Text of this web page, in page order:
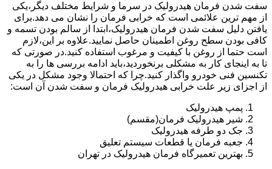
سفت شدن فرمان هیدرولیک در سرما و شرایط مختلف دیگر،یکی
از مهم ترین علائمی است که خرابی فرمان را نشان می دهد.برای
یافتن دلیل سفت شدن فرمان هیدرولیک،ابتدا از سالم بودن تسمه و
کافی بودن سطح روغن اطمینان حاصل نمایید.علاوه بر این،لازم
است حتما از روغن با کیفیت و مرغوب استفاده کنید.در صورتی که
تا به اینجای کار به مشکلی برنخوردید،باید ادامه بررسی ها را به
تکنسین فنی خودرو واگذار کنید.چرا که احتمالا وجود مشکل در یکی
از اجزای زیر علت خرابی هیدرولیک فرمان و سفت شدن آن است:
پمپ هیدرولیک
شیر هیدرولیک فرمان(مقسم)
جک دو طرفه هیدرولیک
جعبه فرمان یا قطعات سیستم تعلیق
بهترین تعمیرگاه فرمان هیدرولیک در تهران